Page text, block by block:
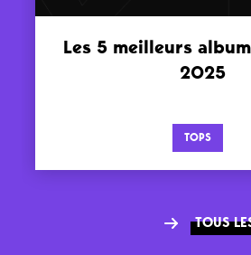
Les 5 meilleurs
2025
TOPS
TOUS